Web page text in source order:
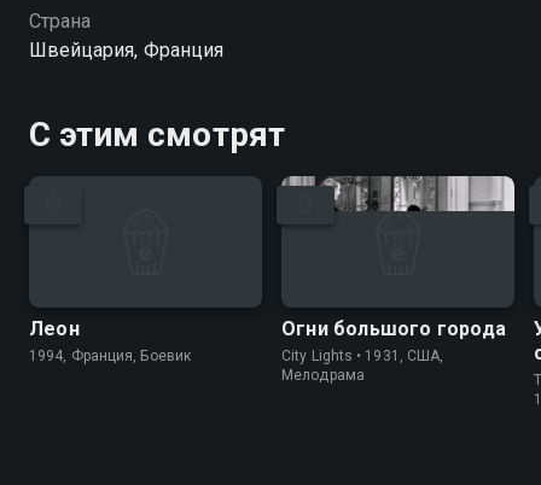
Страна
Швейцария, Франция
С этим смотрят
Леон
1994, Франция, Боевик
Огни большого города
City Lights • 1931, США,
Мелодрама